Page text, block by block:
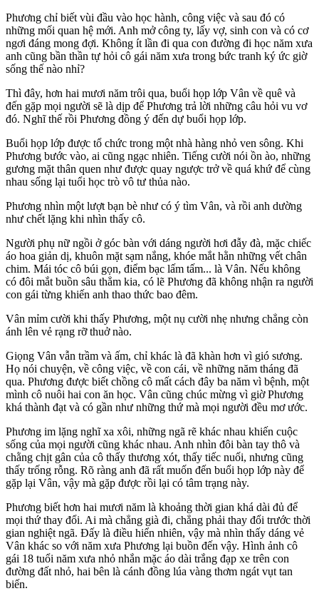
Phương chỉ biết vùi đầu vào học hành, công việc và sau đó có
những mối quan hệ mới. Anh mở công ty, lấy vợ, sinh con và có cơ
ngơi đáng mong đợi. Không ít lần đi qua con đường đi học năm xưa
anh cũng bần thần tự hỏi cô gái năm xưa trong bức tranh ký ức giờ
sống thế nào nhỉ?
Thì đây, hơn hai mươi năm trôi qua, buổi họp lớp Vân về quê và
đến gặp mọi người sẽ là dịp để Phương trả lời những câu hỏi vu vơ
đó. Nghĩ thế rồi Phương đồng ý đến dự buổi họp lớp.
Buổi họp lớp được tổ chức trong một nhà hàng nhỏ ven sông. Khi
Phương bước vào, ai cũng ngạc nhiên. Tiếng cười nói ồn ào, những
gương mặt thân quen như được quay ngược trở về quá khứ để cùng
nhau sống lại tuổi học trò vô tư thủa nào.
Phương nhìn một lượt bạn bè như có ý tìm Vân, và rồi anh dường
như chết lặng khi nhìn thấy cô.
Người phụ nữ ngồi ở góc bàn với dáng người hơi đẫy đà, mặc chiếc
áo hoa giản dị, khuôn mặt sạm nắng, khóe mắt hằn những vết chân
chim. Mái tóc cô búi gọn, điểm bạc lấm tấm... là Vân. Nếu không
có đôi mắt buồn sâu thẳm kia, có lẽ Phương đã không nhận ra người
con gái từng khiến anh thao thức bao đêm.
Vân mỉm cười khi thấy Phương, một nụ cười nhẹ nhưng chẳng còn
ánh lên vẻ rạng rỡ thuở nào.
Giọng Vân vẫn trầm và ấm, chỉ khác là đã khàn hơn vì gió sương.
Họ nói chuyện, về công việc, về con cái, về những năm tháng đã
qua. Phương được biết chồng cô mất cách đây ba năm vì bệnh, một
mình cô nuôi hai con ăn học. Vân cũng chúc mừng vì giờ Phương
khá thành đạt và có gần như những thứ mà mọi người đều mơ ước.
Phương im lặng nghĩ xa xôi, những ngã rẽ khác nhau khiến cuộc
sống của mọi người cũng khác nhau. Anh nhìn đôi bàn tay thô và
chằng chịt gân của cô thấy thương xót, thấy tiếc nuối, nhưng cũng
thấy trống rỗng. Rõ ràng anh đã rất muốn đến buổi họp lớp này để
gặp lại Vân, vậy mà gặp được rồi lại có tâm trạng này.
Phương biết hơn hai mươi năm là khoảng thời gian khá dài đủ để
mọi thứ thay đổi. Ai mà chẳng già đi, chẳng phải thay đổi trước thời
gian nghiệt ngã. Đấy là điều hiển nhiên, vậy mà nhìn thấy dáng vẻ
Vân khác so với năm xưa Phương lại buồn đến vậy. Hình ảnh cô
gái 18 tuổi năm xưa nhỏ nhắn mặc áo dài trắng đạp xe trên con
đường đất nhỏ, hai bên là cánh đồng lúa vàng thơm ngát vụt tan
biến.